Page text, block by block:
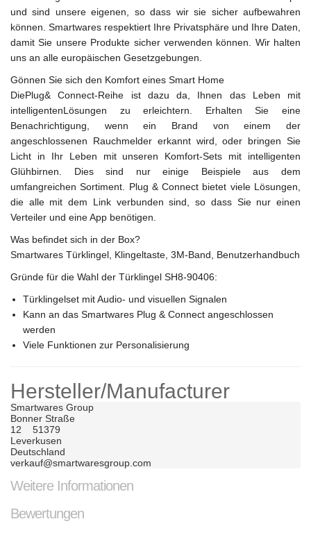
und sind unsere eigenen, so dass wir sie sicher aufbewahren
können. Smartwares respektiert Ihre Privatsphäre und Ihre Daten,
damit Sie unsere Produkte sicher verwenden können. Wir halten
uns an alle europäischen Gesetzgebungen.
Gönnen Sie sich den Komfort eines Smart Home
DiePlug& Connect-Reihe ist dazu da, Ihnen das Leben mit
intelligentenLösungen zu erleichtern. Erhalten Sie eine
Benachrichtigung, wenn ein Brand von einem der
angeschlossenen Rauchmelder erkannt wird, oder bringen Sie
Licht in Ihr Leben mit unseren Komfort-Sets mit intelligenten
Glühbirnen. Dies sind nur einige Beispiele aus dem
umfangreichen Sortiment. Plug & Connect bietet viele Lösungen,
die alle mit dem Link verbunden sind, so dass Sie nur einen
Verteiler und eine App benötigen.
Was befindet sich in der Box?
Smartwares Türklingel, Klingeltaste, 3M-Band, Benutzerhandbuch
Gründe für die Wahl der Türklingel SH8-90406:
Türklingelset mit Audio- und visuellen Signalen
Kann an das Smartwares Plug & Connect angeschlossen
werden
Viele Funktionen zur Personalisierung
Hersteller/Manufacturer
Smartwares Group
Bonner Straße
12	51379
Leverkusen
Deutschland
verkauf@smartwaresgroup.com
Weitere Informationen
Bewertungen